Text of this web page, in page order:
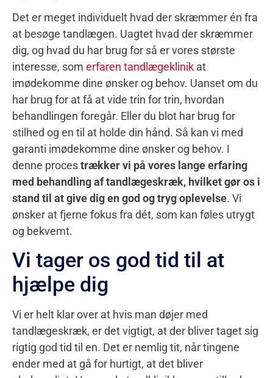
Det er meget individuelt hvad der skræmmer én fra
at besøge tandlægen. Uagtet hvad der skræmmer
dig, og hvad du har brug for så er vores største
interesse, som erfaren tandlægeklinik at
imødekomme dine ønsker og behov. Uanset om du
har brug for at få at vide trin for trin, hvordan
behandlingen foregår. Eller du blot har brug for
stilhed og en til at holde din hånd. Så kan vi med
garanti imødekomme dine ønsker og behov. I
denne procestrækker vi på vores lange erfaring
med behandling af tandlægeskræk, hvilket gør os i
stand til at give dig en god og tryg oplevelse. Vi
ønsker at fjerne fokus fra dét, som kan føles utrygt
og bekvemt.
Vi tager os god tid til at
hjælpe dig
Vi er helt klar over at hvis man døjer med
tandlægeskræk, er det vigtigt, at der bliver taget sig
rigtig god tid til en. Det er nemlig tit, når tingene
ender med at gå for hurtigt, at det bliver